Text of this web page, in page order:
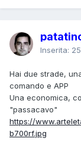
Inserita:
Hai due strade,
comando e APP
Una economica,
"passacavo"
https://
b700rf.jpg